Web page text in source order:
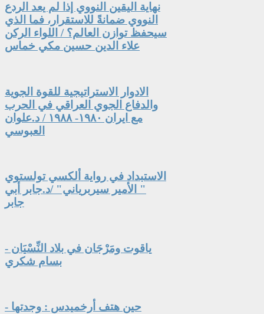
نهاية اليقين النووي إذا لم يعد الردع
النووي ضمانةً للاستقرار، فما الذي
سيحفظ توازن العالم؟ / اللواء الركن
علاء الدين حسين مكي خماس
الادوار الاستراتيجية للقوة الجوية
والدفاع الجوي العراقي في الحرب
مع ايران ١٩٨٠- ١٩٨٨ / د.علوان
العبوسي
الاستبداد في رواية ألكسي تولستوي
" الأمير سيربرياني" /د.جابر أبي
جابر
ياقوت ومَرْجَان في بلاد النِّسْيَان -
بسام شكري
حين هتف أرخميدس : وجدتها -